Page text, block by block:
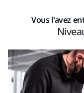
Vous l'avez